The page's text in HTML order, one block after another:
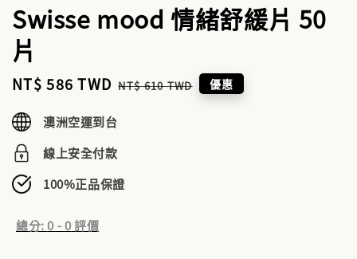
Swisse mood 情緒舒緩片 50
片
Sale
NT$ 586 TWD Regular
NT$ 610 TWD 優惠
澳洲空運到台
線上安全付款
100%正品保證
總分:0 -0評價